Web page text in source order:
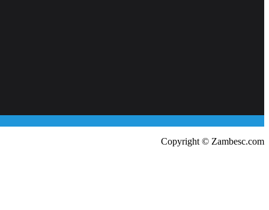
Copyright © Zambesc.com